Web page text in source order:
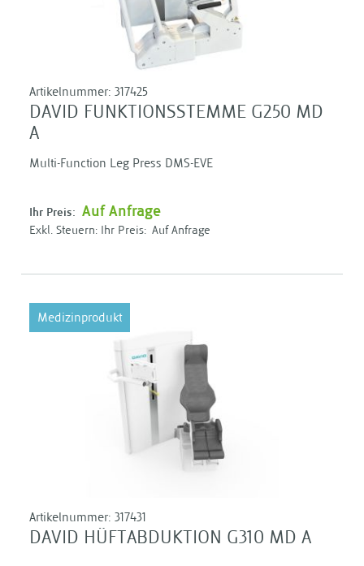
Artikelnummer: 317425
DAVID FUNKTIONSSTEMME G250 MD
A
Multi-Function Leg Press DMS-EVE
Ihr Preis: Auf Anfrage
Ihr Preis: Auf Anfrage
Medizinprodukt
Artikelnummer: 317431
DAVID HÜFTABDUKTION G310 MD A